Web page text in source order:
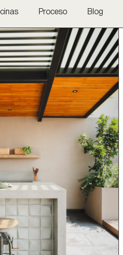
Proceso Blog